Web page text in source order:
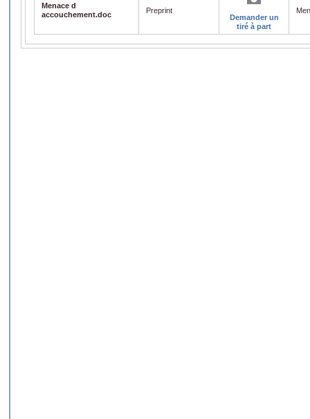
Menace d
accouchement.doc
Preprint
Demander un
tiré à part